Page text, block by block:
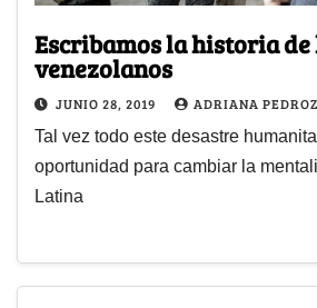
Escribamos la historia
venezolanos
JUNIO 28, 2019 ADRIANA
Tal vez todo este desastre
oportunidad para cambiar la
Latina